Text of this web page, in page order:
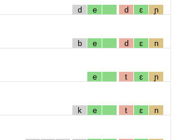
d e d ɛ ɲ
b e d ɛ n
e t ɛ ɲ
k e t ɛ n